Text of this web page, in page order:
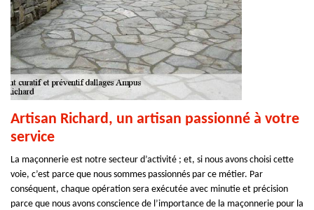
Artisan Richard, un artisan passionné à votre
service
La maçonnerie est notre secteur d’activité ; et, si nous avons choisi cette
voie, c’est parce que nous sommes passionnés par ce métier. Par
conséquent, chaque opération sera exécutée avec minutie et précision
parce que nous avons conscience de l’importance de la maçonnerie pour la